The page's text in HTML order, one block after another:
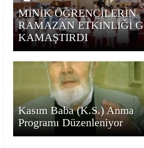
MİNİK ÖĞRENCİLERİN
RAMAZAN ETKİNLİĞİ
KAMAŞTIRDI
Kasım Baba (K.S.) Anma
Programı Düzenleniyor